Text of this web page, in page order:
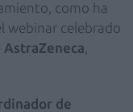
como ha
webinar celebrado
AstraZeneca
de